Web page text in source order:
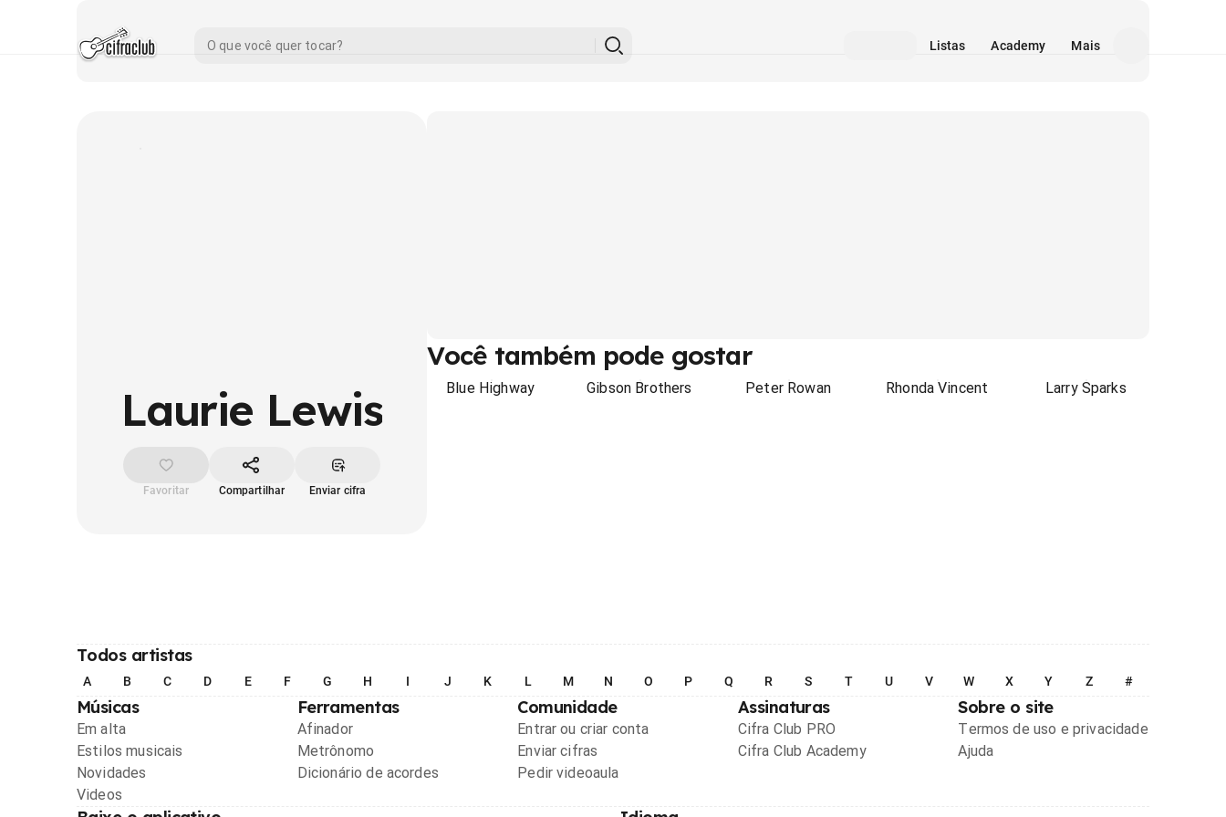
Listas Academy Mais
Laurie Lewis
Favoritar Compartilhar Enviar cifra
Você também pode gostar
Blue Highway Gibson Brothers Peter Rowan Rhonda Vincent Larry Sparks
Todos artistas
A B C D E F G H I J K L M N O P Q R S T U V W X Y Z #
Músicas
Em alta
Estilos musicais
Novidades
Videos
Ferramentas
Afinador
Metrônomo
Dicionário de acordes
Comunidade
Entrar ou criar conta
Enviar cifras
Pedir videoaula
Assinaturas
Cifra Club PRO
Cifra Club Academy
Sobre o site
Termos de uso e privacidade
Ajuda